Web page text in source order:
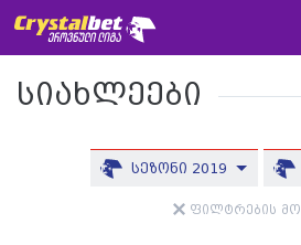
სიახლეები
სეზონი 2019
ფილტრების